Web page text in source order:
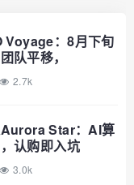
Voyage：8月下旬
队平移，
又是庞氏滚盘
2.7k
Star：AI算
认购即入坑
3.0k